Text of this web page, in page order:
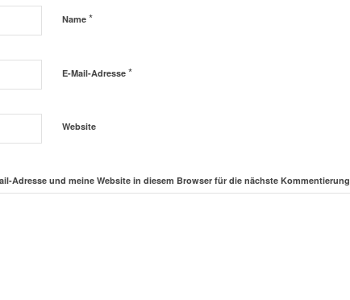
Name *
E-Mail-Adresse *
Website
Adresse und meine Website in diesem Browser für die nächste Kommentierung